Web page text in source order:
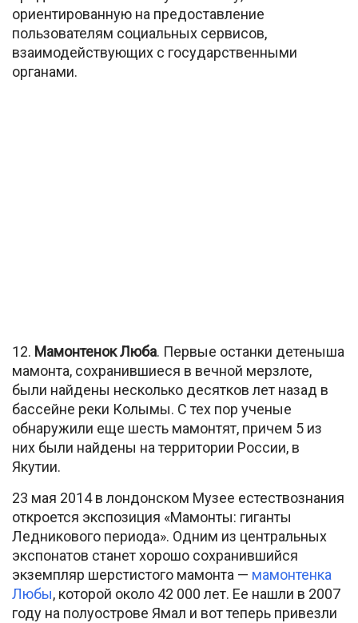
ориентированную на предоставление
пользователям социальных сервисов,
взаимодействующих с государственными
органами.
12. Мамонтенок Люба. Первые останки детеныша
мамонта, сохранившиеся в вечной мерзлоте,
были найдены несколько десятков лет назад в
бассейне реки Колымы. С тех пор ученые
обнаружили еще шесть мамонтят, причем 5 из
них были найдены на территории России, в
Якутии.
23 мая 2014 в лондонском Музее естествознания
откроется экспозиция «Мамонты: гиганты
Ледникового периода». Одним из центральных
экспонатов станет хорошо сохранившийся
экземпляр шерстистого мамонта — мамонтенка
Любы, которой около 42 000 лет. Ее нашли в 2007
году на полуострове Ямал и вот теперь привезли